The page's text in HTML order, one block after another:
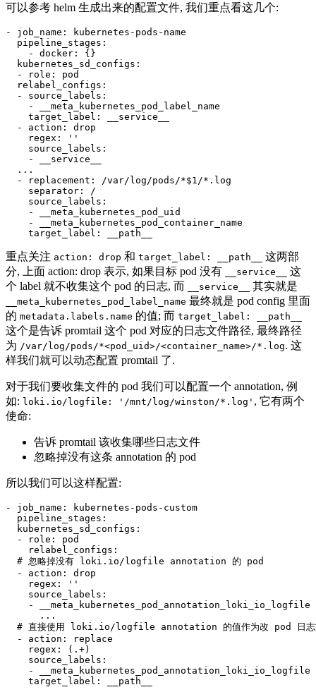
可以参考 helm 生成出来的配置文件, 我们重点看这几个:
- job_name :
kubernetes-pods-name
pipeline_stages :
- docker :
{}
kubernetes_sd_configs :
-
role :
pod
relabel_configs :
- source_labels :
-
__meta_kubernetes_pod_label_name
target_label :
__service__
- action :
drop
regex :
''
source_labels :
-
__service__
...
-
replacement :
/var/log/pods/*$1/*.log
separator :
/
source_labels :
-
__meta_kubernetes_pod_uid
-
__meta_kubernetes_pod_container_name
target_label : __path__
重点关注 action: drop 和 target_label: __path__
这两部
分, 上面 action: drop 表示, 如果目标 pod 没有
__service__
这
个 label 就不收集这个 pod 的日志, 而
__service__ 其实就是
__meta_kubernetes_pod_label_name 最终就是 pod config 里面
的 metadata.labels.name 的值; 而 target_label: __path__
这个是告诉 promtail 这个 pod 对应的日志文件路径, 最终路径
为 /var/log/pods/*<pod_uid>/<container_name>/*.log. 这
样我们就可以动态配置 promtail 了.
对于我们要收集文件的 pod 我们可以配置一个 annotation, 例
如: loki.io/logfile: '/mnt/log/winston/*.log' , 它有两个
使命:
告诉 promtail 该收集哪些日志文件
忽略掉没有这条 annotation 的 pod
所以我们可以这样配置:
- job_name :
kubernetes-pods-custom
pipeline_stages :
kubernetes_sd_configs :
-
role :
pod
relabel_configs :
# 忽略掉没有 loki.io/logfile annotation 的 pod
- action :
drop
regex :
''
source_labels :
-
__meta_kubernetes_pod_annotation_loki_io_logfile
...
# 直接使用 loki.io/logfile annotation 的值作为改 pod 日志
- action :
replace
regex :
(.+)
source_labels :
-
__meta_kubernetes_pod_annotation_loki_io_logfile
target_label : __path__